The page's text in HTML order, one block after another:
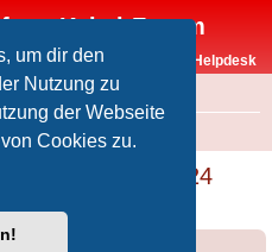
um dir den
Nutzung zu
der Webseite
Cookies zu.
Kabel-Forum
Vodafone-Kabel-Helpdesk
Weihnachten 2024